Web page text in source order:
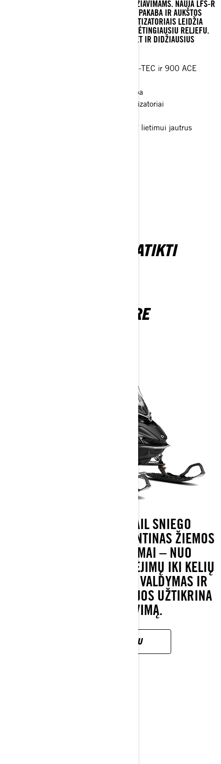
EKSTREMALUS „CROSSOVER“ ILGIEMS VAŽIAVIMAMS. NAUJA LFS-R
PRIEKINĖ PAKABA KARTU SU PPS³ GALINE PAKABA IR AUKŠTOS
KLASĖS KYB PRO 46 HLCR KASHIMA AMORTIZATORIAIS LEIDŽIA
LENGVAI SUSITVARKYTI NET SU PAČIU SUDĖTINGIAUSIU RELJEFU.
GALINGI ROTAX® VARIKLIAI PATENKINS NET IR DIDŽIAUSIUS
Rotax® 850 E-TEC Turbo R, 850 E-TEC ir 900 ACE
PPS³ galinė ir LFS-R priekinė pakaba
KYB PRO 46 HLCR Kashima amortizatoriai
Aukštos klasės LED žibintai, 10,25" lietimui jautrus
TAU TAIP PAT GALI PATIKTI
ADVENTURE
LYNX ADVENTURE TRAIL SNIEGO
MOTOCIKLAS SIŪLO ĮSIMINTINAS ŽIEMOS
PRAMOGAS VISAI ŠEIMAI – NUO
SEKMADIENIO PASIVAŽINĖJIMŲ IKI KELIŲ
DIENŲ IŠVYKŲ. LENGVAS VALDYMAS IR
PAŽANGIOS TECHNOLOGIJOS UŽTIKRINA
MALONŲ VAŽIAVIMĄ.
SUŽINOK DAUGIAU